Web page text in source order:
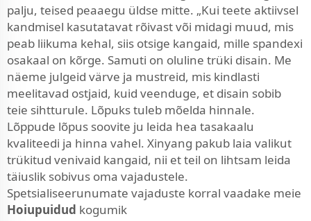
palju, teised peaaegu üldse mitte. „Kui teete aktiivsel
kandmisel kasutatavat rõivast või midagi muud, mis
peab liikuma kehal, siis otsige kangaid, mille spandexi
osakaal on kõrge. Samuti on oluline trüki disain. Me
näeme julgeid värve ja mustreid, mis kindlasti
meelitavad ostjaid, kuid veenduge, et disain sobib
teie sihtturule. Lõpuks tuleb mõelda hinnale.
Lõppude lõpus soovite ju leida hea tasakaalu
kvaliteedi ja hinna vahel. Xinyang pakub laia valikut
trükitud venivaid kangaid, nii et teil on lihtsam leida
täiuslik sobivus oma vajadustele.
Spetsialiseerunumate vajaduste korral vaadake meie
Hoiupuidud kogumik